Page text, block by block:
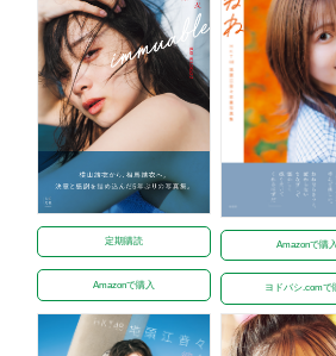
定期購読
Amazonで購入
Amazonで購入
ヨドバシ.comで